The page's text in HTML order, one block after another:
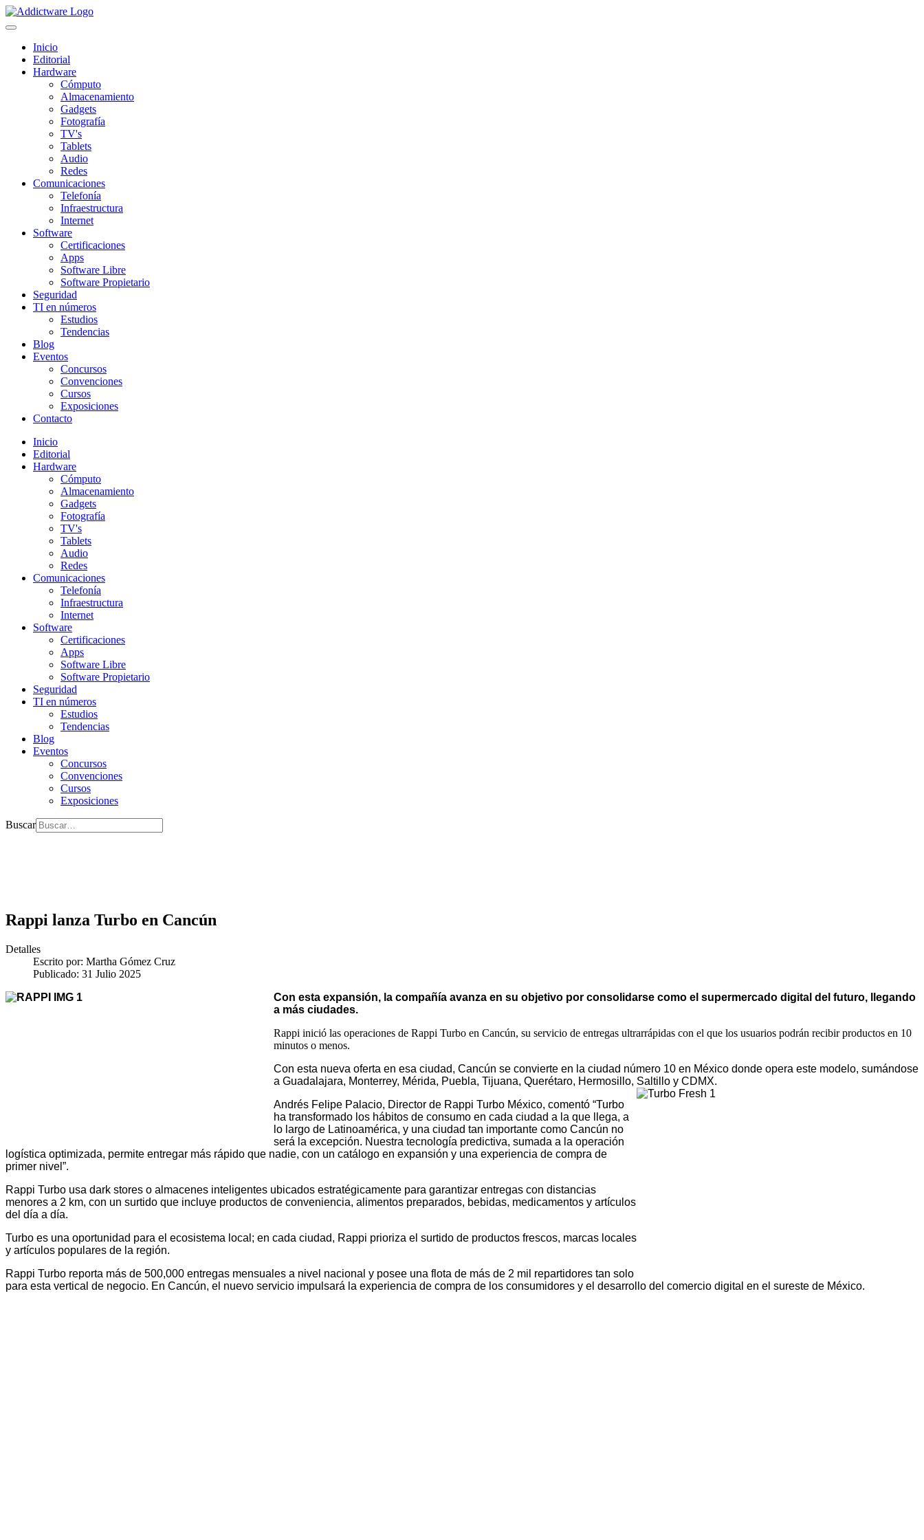
Inicio
Editorial
Hardware
Cómputo
Almacenamiento
Gadgets
Fotografía
TV's
Tablets
Audio
Redes
Comunicaciones
Telefonía
Infraestructura
Internet
Software
Certificaciones
Apps
Software Libre
Software Propietario
Seguridad
TI en números
Estudios
Tendencias
Blog
Eventos
Concursos
Convenciones
Cursos
Exposiciones
Contacto
Inicio
Editorial
Hardware
Cómputo
Almacenamiento
Gadgets
Fotografía
TV's
Tablets
Audio
Redes
Comunicaciones
Telefonía
Infraestructura
Internet
Software
Certificaciones
Apps
Software Libre
Software Propietario
Seguridad
TI en números
Estudios
Tendencias
Blog
Eventos
Concursos
Convenciones
Cursos
Exposiciones
Buscar
Rappi lanza Turbo en Cancún
Detalles
Escrito por: Martha Gómez Cruz
Publicado: 31 Julio 2025
Con esta expansión, la compañía avanza en su objetivo por consolidarse como el supermercado digital del futuro, llegando
a más ciudades.
Rappi inició las operaciones de Rappi Turbo en Cancún, su servicio de entregas ultrarrápidas con el que los usuarios podrán recibir productos en 10
minutos o menos.
Con esta nueva oferta en esa ciudad, Cancún se convierte en la ciudad número 10 en México donde opera este modelo, sumándose
a Guadalajara, Monterrey, Mérida, Puebla, Tijuana, Querétaro, Hermosillo, Saltillo y CDMX.
Andrés Felipe Palacio, Director de Rappi Turbo México, comentó “Turbo
ha transformado los hábitos de consumo en cada ciudad a la que llega, a
lo largo de Latinoamérica, y una ciudad tan importante como Cancún no
será la excepción. Nuestra tecnología predictiva, sumada a la operación
logística optimizada, permite entregar más rápido que nadie, con un catálogo en expansión y una experiencia de compra de
primer nivel”.
Rappi Turbo usa dark stores o almacenes inteligentes ubicados estratégicamente para garantizar entregas con distancias
menores a 2 km, con un surtido que incluye productos de conveniencia, alimentos preparados, bebidas, medicamentos y artículos
del día a día.
Turbo es una oportunidad para el ecosistema local; en cada ciudad, Rappi prioriza el surtido de productos frescos, marcas locales
y artículos populares de la región.
Rappi Turbo reporta más de 500,000 entregas mensuales a nivel nacional y posee una flota de más de 2 mil repartidores tan solo
para esta vertical de negocio. En Cancún, el nuevo servicio impulsará la experiencia de compra de los consumidores y el desarrollo del comercio digital en el sureste de México.